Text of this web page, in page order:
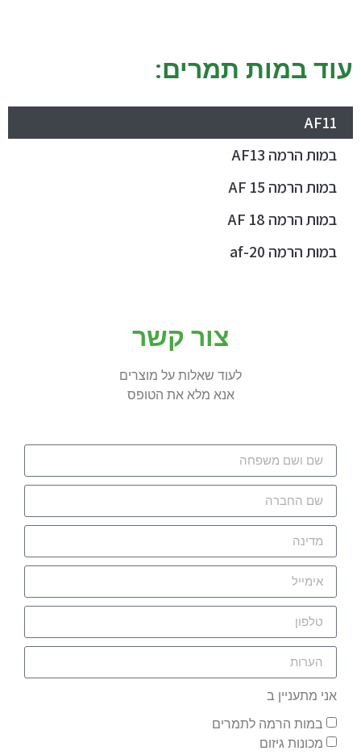
עוד במות תמרים:
AF11
במות הרמה AF13
במות הרמה AF 15
במות הרמה AF 18
במות הרמה af-20
צור קשר
לעוד שאלות על מוצרים
אנא מלא את הטופס
אני מתעניין ב
במות הרמה לתמרים
מכונות גיזום